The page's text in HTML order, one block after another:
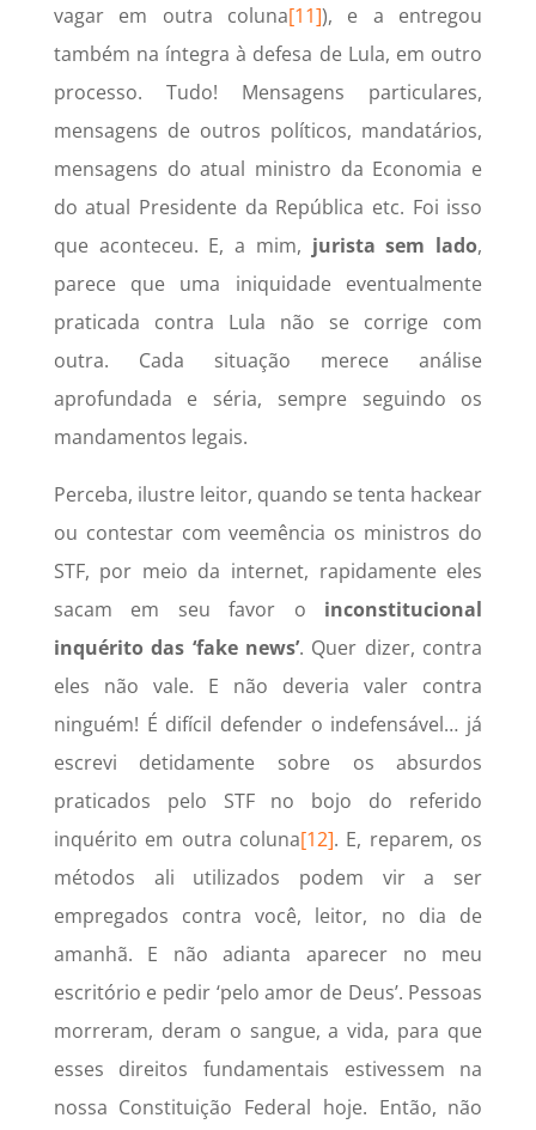
vagar em outra coluna[11]), e a entregou
também na íntegra à defesa de Lula, em outro
processo. Tudo! Mensagens particulares,
mensagens de outros políticos, mandatários,
mensagens do atual ministro da Economia e
do atual Presidente da República etc. Foi isso
que aconteceu. E, a mim, jurista sem lado,
parece que uma iniquidade eventualmente
praticada contra Lula não se corrige com
outra. Cada situação merece análise
aprofundada e séria, sempre seguindo os
mandamentos legais.
Perceba, ilustre leitor, quando se tenta hackear
ou contestar com veemência os ministros do
STF, por meio da internet, rapidamente eles
sacam em seu favor o inconstitucional
inquérito das ‘fake news’. Quer dizer, contra
eles não vale. E não deveria valer contra
ninguém! É difícil defender o indefensável… já
escrevi detidamente sobre os absurdos
praticados pelo STF no bojo do referido
inquérito em outra coluna[12]. E, reparem, os
métodos ali utilizados podem vir a ser
empregados contra você, leitor, no dia de
amanhã. E não adianta aparecer no meu
escritório e pedir ‘pelo amor de Deus’. Pessoas
morreram, deram o sangue, a vida, para que
esses direitos fundamentais estivessem na
nossa Constituição Federal hoje. Então, não